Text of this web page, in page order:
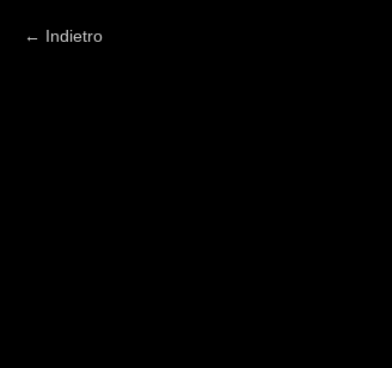
Indietro